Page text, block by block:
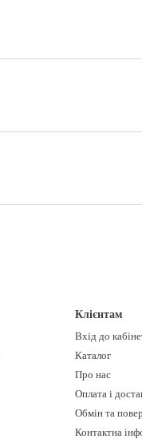
Клієнтам
Вхід до
Каталог
Про нас
Оплата і
Обмін та
Контактна